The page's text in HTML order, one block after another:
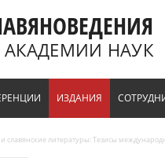
НАУК
ИЗДАНИЯ
и славянские литературы: Тезисы